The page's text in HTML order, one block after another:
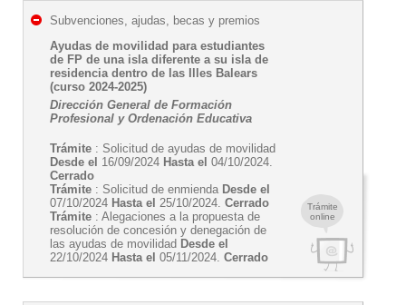
Trámite
online
Subvenciones, ajudas, becas y premios
Ayudas de movilidad para estudiantes
de FP de una isla diferente a su isla de
residencia dentro de las Illes Balears
(curso 2024-2025)
Dirección General de Formación
Profesional y Ordenación Educativa
Trámite : Solicitud de ayudas de movilidad
Desde el 16/09/2024 Hasta el 04/10/2024.
Cerrado
Trámite : Solicitud de enmienda Desde el
07/10/2024 Hasta el 25/10/2024. Cerrado
Trámite : Alegaciones a la propuesta de
resolución de concesión y denegación de
las ayudas de movilidad Desde el
22/10/2024 Hasta el 05/11/2024. Cerrado